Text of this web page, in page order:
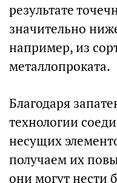
результате
значительно
например, из
металлопроката.
Благодаря
технологии
несущих
получаем их
они могут нести